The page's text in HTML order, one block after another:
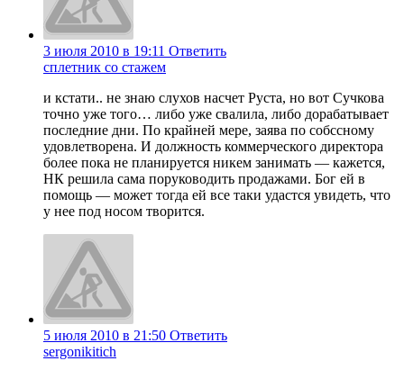
3 июля 2010 в 19:11 Ответить
сплетник со стажем
и кстати.. не знаю слухов насчет Руста, но вот Сучкова
точно уже того… либо уже свалила, либо дорабатывает
последние дни. По крайней мере, заява по собссному
удовлетворена. И должность коммерческого директора
более пока не планируется никем занимать — кажется,
НК решила сама поруководить продажами. Бог ей в
помощь — может тогда ей все таки удастся увидеть, что
у нее под носом творится.
5 июля 2010 в 21:50 Ответить
sergonikitich